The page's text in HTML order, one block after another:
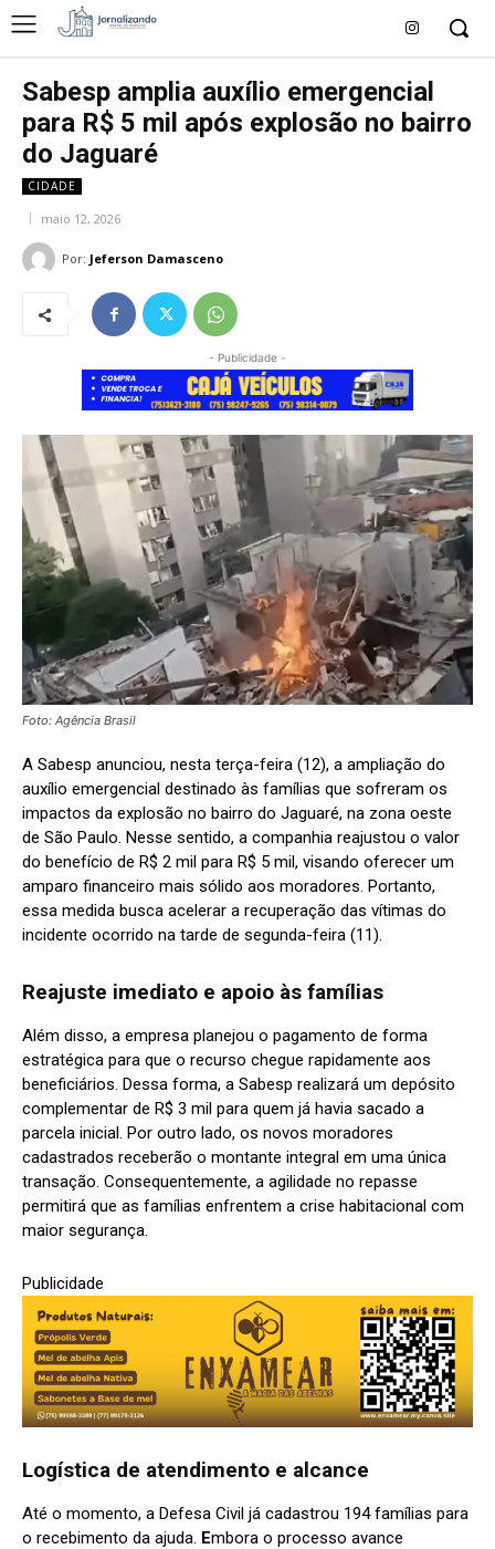
Sabesp amplia auxílio emergencial
para R$ 5 mil após explosão no bairro
do Jaguaré
CIDADE
maio 12, 2026
Por: Jeferson Damasceno
- Publicidade -
Foto: Agência Brasil
A Sabesp anunciou, nesta terça-feira (12), a ampliação do
auxílio emergencial destinado às famílias que sofreram os
impactos da explosão no bairro do Jaguaré, na zona oeste
de São Paulo. Nesse sentido, a companhia reajustou o valor
do benefício de R$ 2 mil para R$ 5 mil, visando oferecer um
amparo financeiro mais sólido aos moradores. Portanto,
essa medida busca acelerar a recuperação das vítimas do
incidente ocorrido na tarde de segunda-feira (11).
Reajuste imediato e apoio às famílias
Além disso, a empresa planejou o pagamento de forma
estratégica para que o recurso chegue rapidamente aos
beneficiários. Dessa forma, a Sabesp realizará um depósito
complementar de R$ 3 mil para quem já havia sacado a
parcela inicial. Por outro lado, os novos moradores
cadastrados receberão o montante integral em uma única
transação. Consequentemente, a agilidade no repasse
permitirá que as famílias enfrentem a crise habitacional com
maior segurança.
Publicidade
Logística de atendimento e alcance
Até o momento, a Defesa Civil já cadastrou 194 famílias para
o recebimento da ajuda. Embora o processo avance